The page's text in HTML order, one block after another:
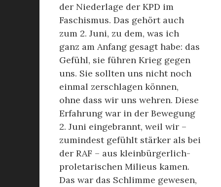
der Niederlage der KPD im
Faschismus. Das gehört auch
zum 2. Juni, zu dem, was ich
ganz am Anfang gesagt habe: das
Gefühl, sie führen Krieg gegen
uns. Sie sollten uns nicht noch
einmal zerschlagen können,
ohne dass wir uns wehren. Diese
Erfahrung war in der Bewegung
2. Juni eingebrannt, weil wir –
zumindest gefühlt stärker als bei
der RAF – aus kleinbürgerlich-
proletarischen Milieus kamen.
Das war das Schlimme gewesen,